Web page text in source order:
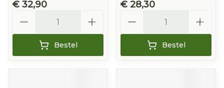
€ 32,90
Bestel
€ 28,30
Bestel